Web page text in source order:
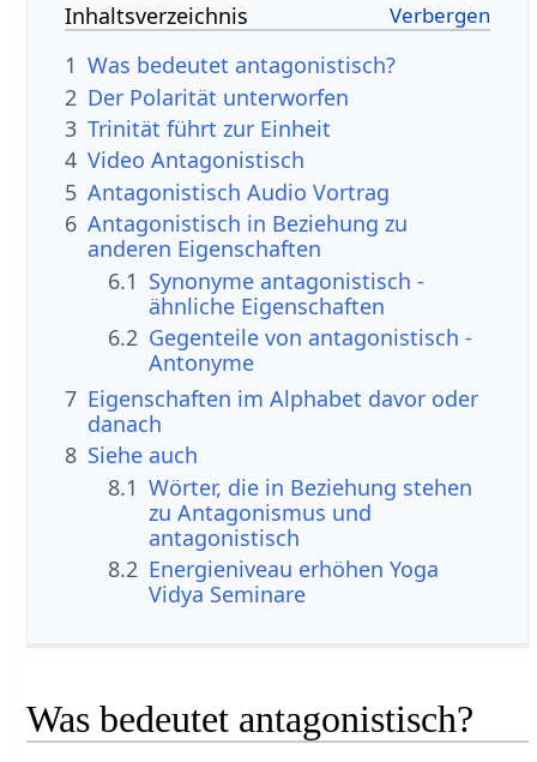
Inhaltsverzeichnis
1 Was bedeutet antagonistisch?
2 Der Polarität unterworfen
3 Trinität führt zur Einheit
4 Video Antagonistisch
5 Antagonistisch Audio Vortrag
6 Antagonistisch in Beziehung zu
anderen Eigenschaften
6.1 Synonyme antagonistisch -
ähnliche Eigenschaften
6.2 Gegenteile von antagonistisch -
Antonyme
7 Eigenschaften im Alphabet davor oder
danach
8 Siehe auch
8.1 Wörter, die in Beziehung stehen
zu Antagonismus und
antagonistisch
8.2 Energieniveau erhöhen Yoga
Vidya Seminare
Was bedeutet antagonistisch?